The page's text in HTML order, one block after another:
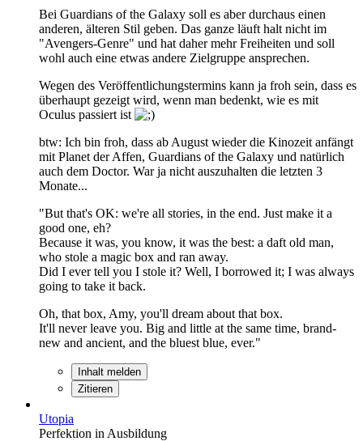
Bei Guardians of the Galaxy soll es aber durchaus einen
anderen, älteren Stil geben. Das ganze läuft halt nicht im
"Avengers-Genre" und hat daher mehr Freiheiten und soll
wohl auch eine etwas andere Zielgruppe ansprechen.
Wegen des Veröffentlichungstermins kann ja froh sein, dass es
überhaupt gezeigt wird, wenn man bedenkt, wie es mit
Oculus passiert ist
btw: Ich bin froh, dass ab August wieder die Kinozeit anfängt
mit Planet der Affen, Guardians of the Galaxy und natürlich
auch dem Doctor. War ja nicht auszuhalten die letzten 3
Monate...
"But that's OK: we're all stories, in the end. Just make it a
good one, eh?
Because it was, you know, it was the best: a daft old man,
who stole a magic box and ran away.
Did I ever tell you I stole it? Well, I borrowed it; I was always
going to take it back.
Oh, that box, Amy, you'll dream about that box.
It'll never leave you. Big and little at the same time, brand-
new and ancient, and the bluest blue, ever."
Inhalt melden
Zitieren
Utopia
Perfektion in Ausbildung